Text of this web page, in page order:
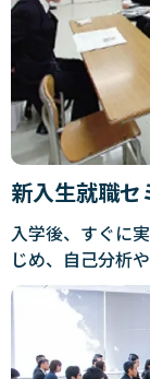
新入生就職セ
入学後、すぐに
じめ、自己分析